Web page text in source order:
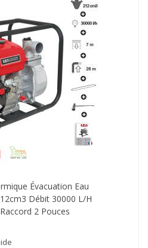
Évacuation Eau
Débit 30000 L/h
2 Pouces